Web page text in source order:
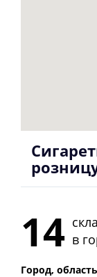
14 в
Город,